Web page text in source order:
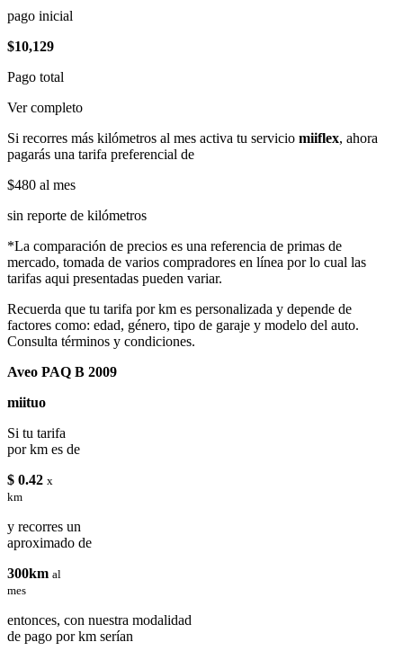
pago inicial
$10,129
Pago total
Ver completo
Si recorres más kilómetros al mes activa tu servicio miiflex, ahora
pagarás una tarifa preferencial de
$480 al mes
sin reporte de kilómetros
*La comparación de precios es una referencia de primas de
mercado, tomada de varios compradores en línea por lo cual las
tarifas aqui presentadas pueden variar.
Recuerda que tu tarifa por km es personalizada y depende de
factores como: edad, género, tipo de garaje y modelo del auto.
Consulta términos y condiciones.
Aveo PAQ B 2009
miituo
Si tu tarifa
por km es de
$ 0.42 x
km
y recorres un
aproximado de
300km al
mes
entonces, con nuestra modalidad
de pago por km serían